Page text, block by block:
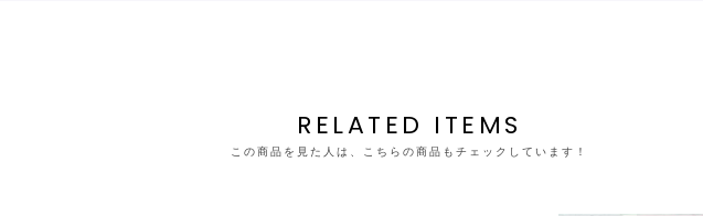
RELATED ITEMS
この商品を見た人は、こちらの商品もチェックしています！